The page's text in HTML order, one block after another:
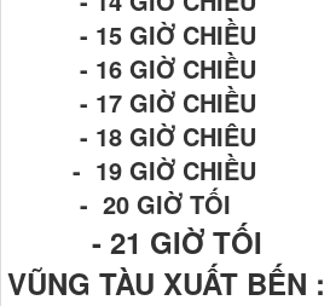
- 15 GIỜ CHIỀU
- 16 GIỜ CHIỀU
- 17 GIỜ CHIỀU
- 18 GIỜ CHIÊU
- 19 GIỜ CHIỀU
- 20 GIỜ TỐI
- 21 GIỜ TỐI
VŨNG TÀU XUẤT BẾN :